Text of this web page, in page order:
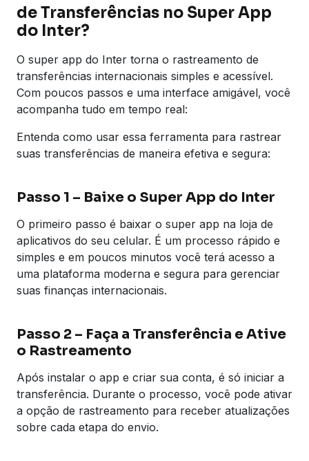
de Transferências no Super App
do Inter?
O super app do Inter torna o rastreamento de
transferências internacionais simples e acessível.
Com poucos passos e uma interface amigável, você
acompanha tudo em tempo real:
Entenda como usar essa ferramenta para rastrear
suas transferências de maneira efetiva e segura:
Passo 1 – Baixe o Super App do Inter
O primeiro passo é baixar o super app na loja de
aplicativos do seu celular. É um processo rápido e
simples e em poucos minutos você terá acesso a
uma plataforma moderna e segura para gerenciar
suas finanças internacionais.
Passo 2 – Faça a Transferência e Ative
o Rastreamento
Após instalar o app e criar sua conta, é só iniciar a
transferência. Durante o processo, você pode ativar
a opção de rastreamento para receber atualizações
sobre cada etapa do envio.